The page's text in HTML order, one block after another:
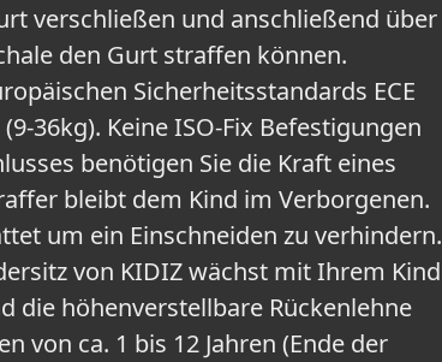
verschließen und anschließend über
den Gurt straffen können.
Sicherheitsstandards ECE
36kg). Keine ISO-Fix Befestigungen
benötigen Sie die Kraft eines
bleibt dem Kind im Verborgenen.
um ein Einschneiden zu verhindern.
von KIDIZ wächst mit Ihrem Kind
die höhenverstellbare Rückenlehne
von ca. 1 bis 12 Jahren (Ende der